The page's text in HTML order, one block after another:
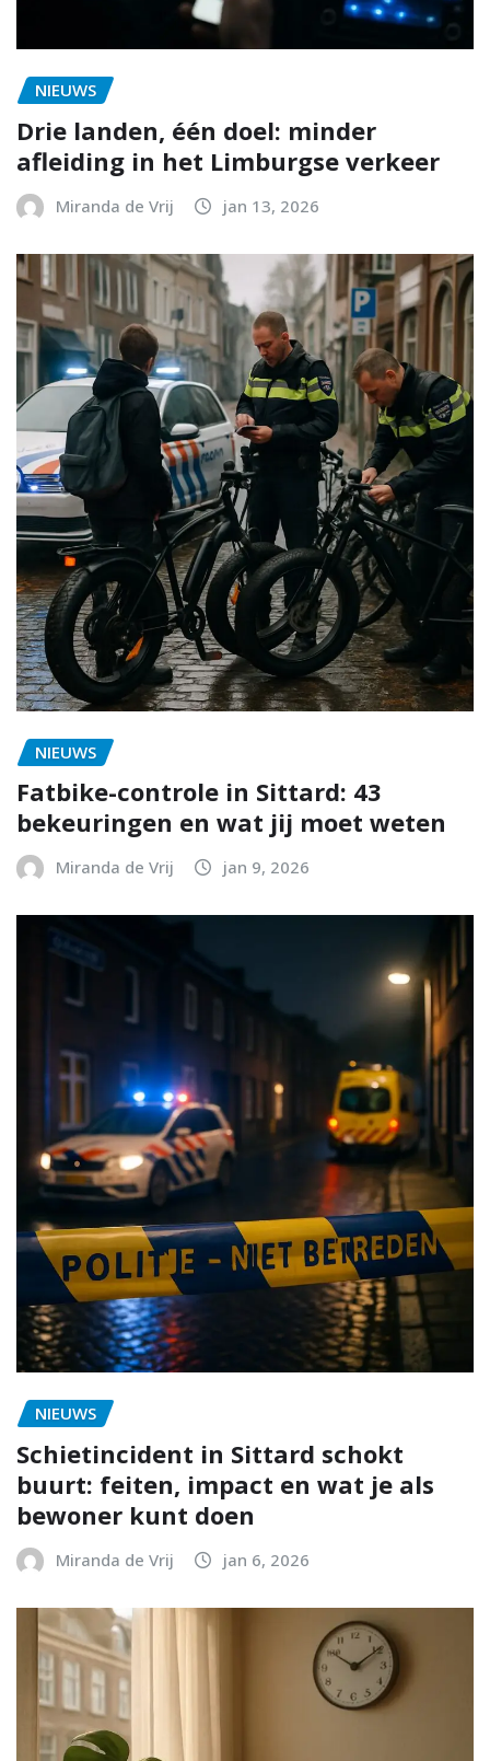
NIEUWS
Drie landen, één doel: minder
afleiding in het Limburgse verkeer
Miranda de Vrij jan 13, 2026
NIEUWS
Fatbike-controle in Sittard: 43
bekeuringen en wat jij moet weten
Miranda de Vrij jan 9, 2026
NIEUWS
Schietincident in Sittard schokt
buurt: feiten, impact en wat je als
bewoner kunt doen
Miranda de Vrij jan 6, 2026